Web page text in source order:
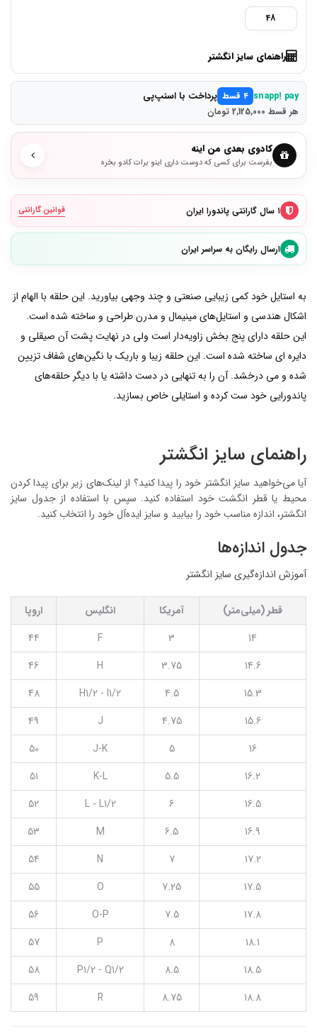
48
راهنمای سایز انگشتر
snapp! pay ۴ قسط پرداخت با اسنپ‌پی
هر قسط 2,125,000 تومان
کادوی بعدی من اینه
بفرست برای کسی که دوست داری اینو برات کادو بخره
۱ سال گارانتی پاندورا ایران قوانین گارانتی
ارسال رایگان به سراسر ایران
به استایل خود کمی زیبایی صنعتی و چند وجهی بیاورید. این حلقه با الهام از
اشکال هندسی و استایل‌های مینیمال و مدرن طراحی و ساخته شده است.
این حلقه دارای پنج بخش زاویه‌دار است ولی در نهایت پشت آن صیقلی و
دایره ای ساخته شده است. این حلقه زیبا و باریک با نگین‌های شفاف تزیین
شده و می درخشد. آن را به تنهایی در دست داشته یا با دیگر حلقه‌های
پاندورایی خود ست کرده و استایلی خاص بسازید.
راهنمای سایز انگشتر
آیا می‌خواهید سایز انگشتر خود را پیدا کنید؟ از لینک‌های زیر برای پیدا کردن
محیط یا قطر انگشت خود استفاده کنید. سپس با استفاده از جدول سایز
انگشتر، اندازه مناسب خود را بیابید و سایز ایده‌آل خود را انتخاب کنید.
جدول اندازه‌ها
آموزش اندازه‌گیری سایز انگشتر
قطر (میلی‌متر) آمریکا انگلیس
اروپا
14
3
F
44
14.6
3.75
H
46
15.3
4.5
H1/2 - I1/2
48
15.6
4.75
J
49
16
5
J-K
50
16.2
5.5
K-L
51
16.5
6
L - L1/2
52
16.9
6.5
M
53
17.2
7
N
54
17.5
7.25
O
55
17.8
7.5
O-P
56
18.1
8
P
57
18.5
8.5
P1/2 - Q1/2
58
18.8
8.75
R
59